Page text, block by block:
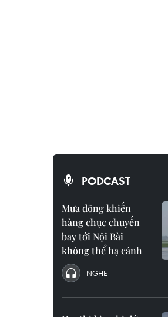
PODCAST
Mưa dông khiến
hàng chục chuyến
bay tới Nội Bài
không thể hạ cánh
NGHE